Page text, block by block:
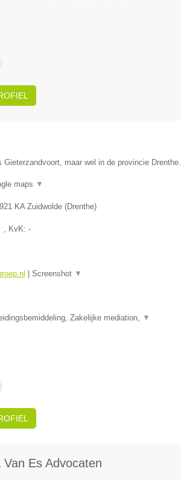
Gieterzandvoort, maar wel in de provincie Drenthe.
maps ▼
KA Zuidwolde(Drenthe)
, KvK: -
Screenshot ▼
Zakelijke mediation, ▼
Es Advocaten